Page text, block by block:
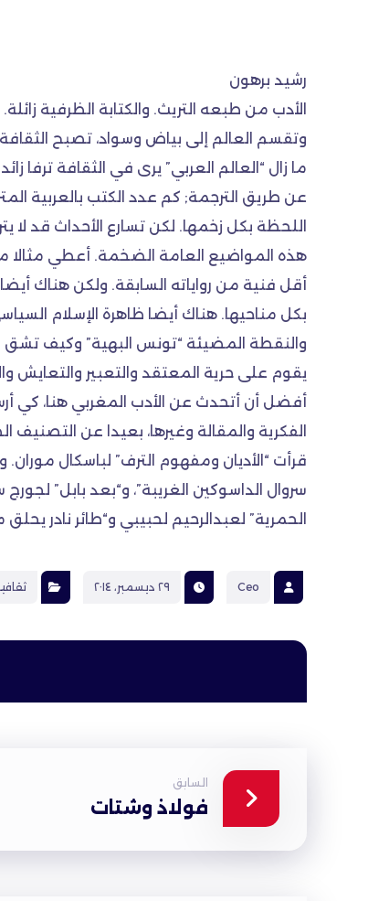
رشيد برهون
الأدب من طبعه التريث. والكتابة الظرفية
وتقسم العالم إلى بياض وسواد، تصبح
ما زال “العالم العربي” يرى في الثقافة ترفا
عن طريق الترجمة; كم عدد الكتب بالعربية
اللحظة بكل زخمها. لكن تسارع الأحداث قد لا
هذه المواضيع العامة الضخمة. أعطي مثالا من
أقل فنية من رواياته السابقة. ولكن هناك
بكل مناحيها. هناك أيضا ظاهرة الإسلام
والنقطة المضيئة “تونس البهية” وكيف تشق
يقوم على حرية المعتقد والتعبير والتعايش
أفضل أن أتحدث عن الأدب المغربي هنا، كي
الفكرية والمقالة وغيرها، بعيدا عن
قرأت “الأديان ومفهوم الترف” لباسكال
سروال الداسوكين الغريبة”، و“بعد بابل”
الحمرية” لعبدالرحيم لحبيبي و“طائر نادر
Ceo ٢٩ ديسمبر، ٢٠١٤
السابق
فولاذ وشتات